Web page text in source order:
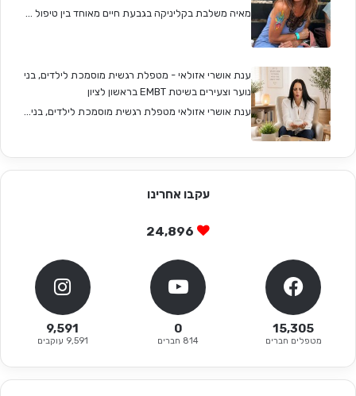
מאיה משלבת בקליניקה בגבעת חיים מאוחד בין טיפול ...
ענת אושרי אזולאי - מטפלת רגשית מוסמכת לילדים, בני
נוער וצעירים בשיטת EMBT בראשון לציון
ענת אושרי אזולאי מטפלת רגשית מוסמכת לילדים, בני...
עקבו אחרינו
24,896
15,305
מטפלים חברים
0
814 חברים
9,591
9,591 עוקבים